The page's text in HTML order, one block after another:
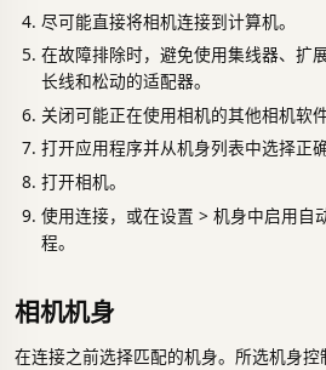
尽可能直接将相机连接到计算机。
在故障排除时，避免使用集线器、扩
长线和松动的适配器。
关闭可能正在使用相机的其他相机软件
打开应用程序并从机身列表中选择正确
打开相机。
使用连接，或在设置 > 机身中启用自
程。
相机机身
在连接之前选择匹配的机身。所选机身